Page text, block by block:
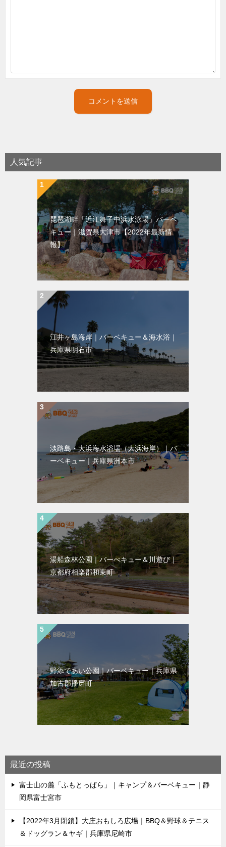
人気記事
琵琶湖畔「近江舞子中浜水泳場」バーベ
キュー｜滋賀県大津市【2022年最新情
報】
江井ヶ島海岸｜バーベキュー＆海水浴｜
兵庫県明石市
淡路島・大浜海水浴場（大浜海岸）｜バ
ーベキュー｜兵庫県洲本市
湯船森林公園｜バーべキュー＆川遊び｜
京都府相楽郡和束町
野添であい公園｜バーベキュー｜兵庫県
加古郡播磨町
最近の投稿
富士山の麓「ふもとっぱら」｜キャンプ＆バーベキュー｜静
岡県富士宮市
【2022年3月閉鎖】大庄おもしろ広場｜BBQ＆野球＆テニス
＆ドッグラン＆ヤギ｜兵庫県尼崎市